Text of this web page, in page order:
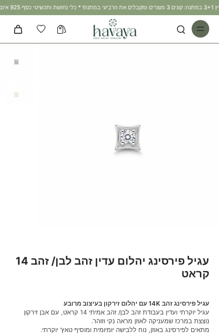
עגיל פירסינג יהלום עדין זהב לבן/ זהב 14
קראט
עגיל פירסינג זהב 14K עם יהלום זירקון בעיצוב מרובע
עגיל יוקרתי ועדין בעבודת זהב לבן/ זהב אמיתי 14 קראט, עם אבן זירקון
נוצצת במרכז שמעניקה לאוזן מראה נקי וזוהר.
מתאים לפירסינג באוזן, נוח ללבישה יומיומית ומוסיף טאץ’ יוקרתי.